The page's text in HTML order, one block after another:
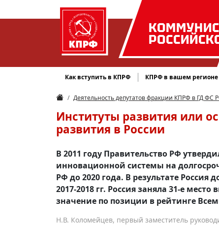
Как вступить в КПРФ КПРФ в вашем регионе
Деятельность депутатов фракции КПРФ в ГД ФС
Институты развития или
развития в России
В 2011 году Правительство РФ
инновационной системы на
РФ до 2020 года. В результате
2017-2018 гг. Россия заняла 31-е
значение по позиции в рейтинге
Н.В. Коломейцев, первый заместитель